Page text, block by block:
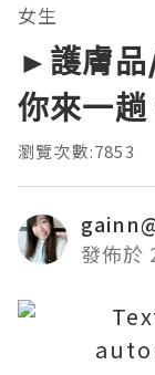
女生
►護膚品
你來一
瀏覽次數:7853
發佈於